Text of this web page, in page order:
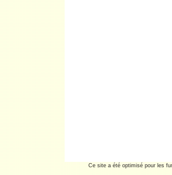
Ce site a été optimisé pour les